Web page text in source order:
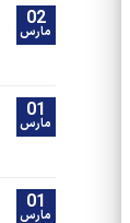
02
مارس
01
مارس
01
مارس